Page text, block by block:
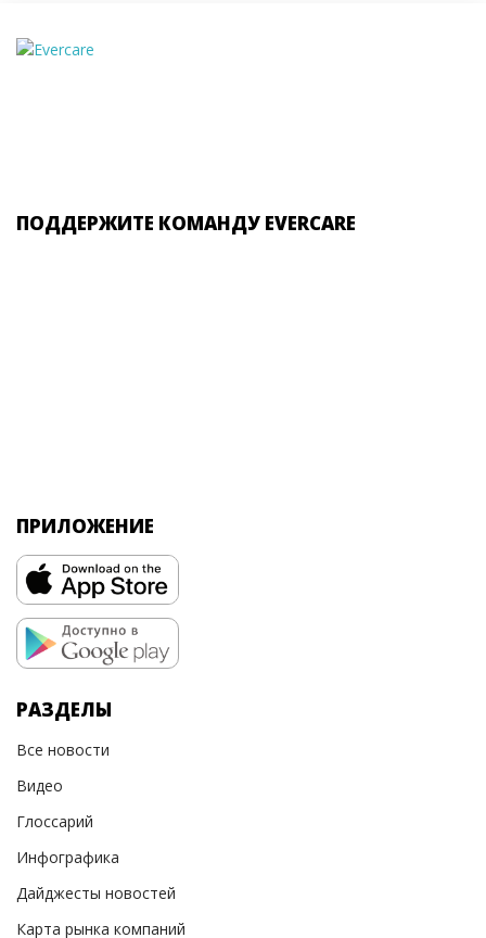
ПОДДЕРЖИТЕ КОМАНДУ EVERCARE
ПРИЛОЖЕНИЕ
РАЗДЕЛЫ
Все новости
Видео
Глоссарий
Инфографика
Дайджесты новостей
Карта рынка компаний